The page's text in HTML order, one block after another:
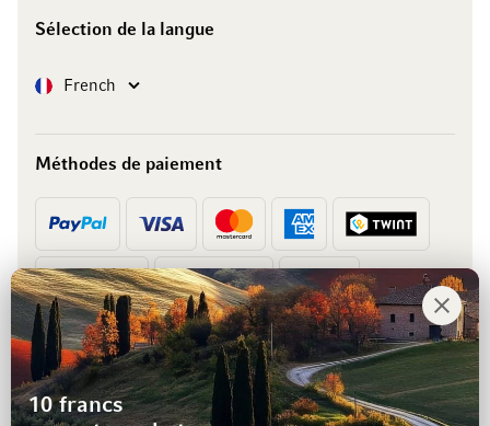
Sélection de la langue
LangueFrench
Méthodes de paiement
Prépaiement Facture
10 francs